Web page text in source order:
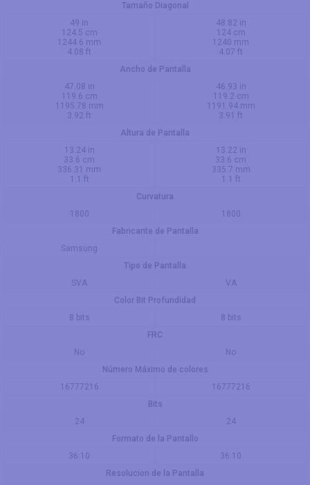
Tamaño Diagonal
49 in
124.5 cm
1244.6 mm
4.08 ft
48.82 in
124 cm
1240 mm
4.07 ft
Ancho de Pantalla
47.08 in
119.6 cm
1195.78 mm
3.92 ft
46.93 in
119.2 cm
1191.94 mm
3.91 ft
Altura de Pantalla
13.24 in
33.6 cm
336.31 mm
1.1 ft
13.22 in
33.6 cm
335.7 mm
1.1 ft
Curvatura
1800
1800
Fabricante de Pantalla
Samsung
Tipo de Pantalla
SVA
VA
Color Bit Profundidad
8 bits
8 bits
FRC
No
No
Número Máximo de colores
16777216
16777216
Bits
24
24
Formato de la Pantallo
36:10
36:10
Resolucion de la Pantalla